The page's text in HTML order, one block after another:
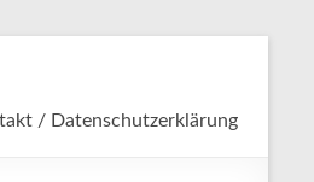
/ Datenschutzerklärung